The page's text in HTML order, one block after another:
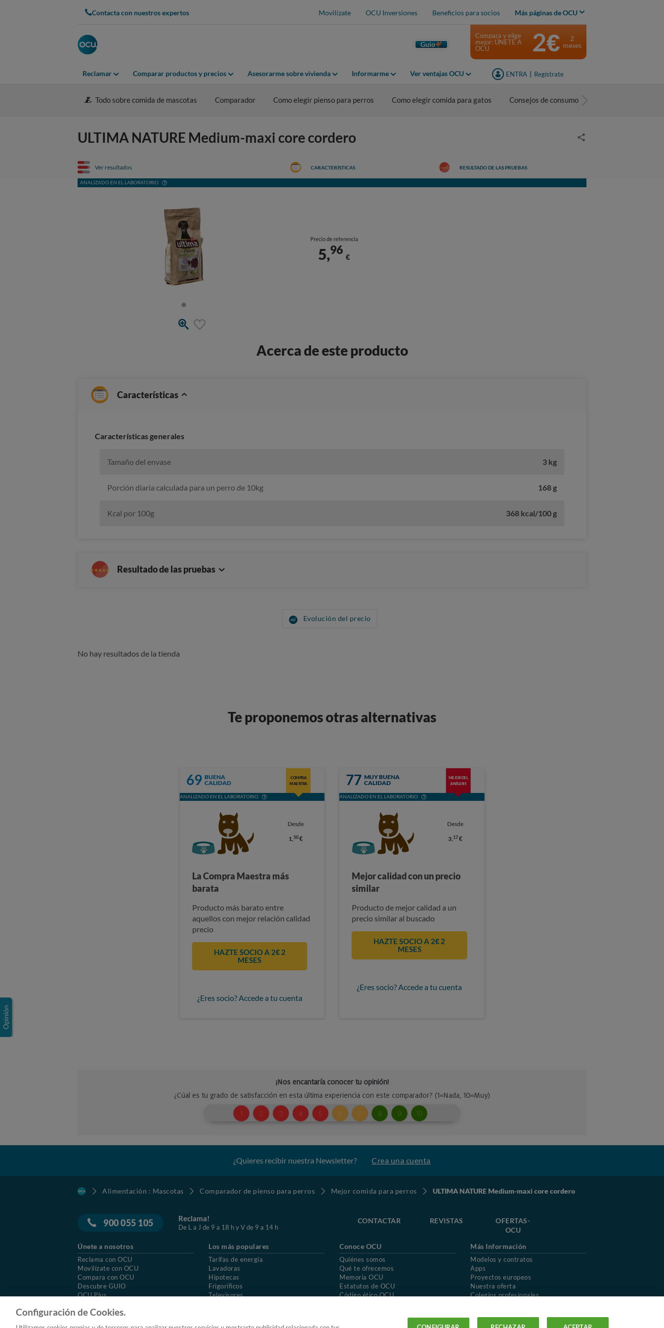
Contacta con nuestros expertos Movilízate OCU Inversiones Beneficios para socios Más páginas de OCU
Guio
Reclamar Comparar productos y precios Asesorarme sobre vivienda Informarme Ver ventajas OCU ENTRA Regístrate
Compara y elige
mejor: ÚNETE A
OCU
2€
2
meses
Todo sobre comida de mascotas Comparador Como elegir pienso para perros Como elegir comida para gatos Consejos de consumo
ULTIMA NATURE Medium-maxi core cordero
Ver resultados
ANALIZADO EN EL LABORATORIO
CARACTERÍSTICAS RESULTADO DE LAS PRUEBAS
Precio de referencia
5,96
€
Acerca de este producto
Características
Características generales
Tamaño del envase 3 kg
Porción diaria calculada para un perro de 10kg 168 g
Kcal por 100g 368 kcal/100 g
Resultado de las pruebas
Evolución del precio
No hay resultados de la tienda
Te proponemos otras alternativas
69 BUENA
CALIDAD
COMPRA
MAESTRA
ANALIZADO EN EL LABORATORIO
Desde
1,50€
La Compra Maestra más
barata
Producto más barato entre
aquellos con mejor relación calidad
precio
HAZTE SOCIO A 2€ 2
MESES
¿Eres socio? Accede a tu cuenta
77 MUY BUENA
CALIDAD
MEJOR DEL
ANÁLISIS
ANALIZADO EN EL LABORATORIO
Desde
3,17€
Mejor calidad con un precio
similar
Producto de mejor calidad a un
precio similar al buscado
HAZTE SOCIO A 2€ 2
MESES
¿Eres socio? Accede a tu cuenta
¿Quieres recibir nuestra Newsletter? Crea una cuenta
Alimentación : Mascotas Comparador de pienso para perros Mejor comida para perros ULTIMA NATURE Medium-maxi core cordero
900 055 105 Reclama!
De L a J de 9 a 18 h y V de 9 a 14 h
CONTACTAR REVISTAS
OFERTAS-
OCU
Únete a nosotros
Reclama con OCU
Movilízate con OCU
Compara con OCU
Descubre GUIO
OCU Plus
Los más populares
Tarifas de energía
Lavadoras
Hipotecas
Frigoríficos
Televisores
Conoce OCU
Quiénes somos
Qué te ofrecemos
Memoria OCU
Estatutos de OCU
Código ético OCU
Más Información
Modelos y contratos
Apps
Proyectos europeos
Nuestra oferta
Colegios profesionales
Uso del nombre y de los signos de OCU
Configuración de Cookies.